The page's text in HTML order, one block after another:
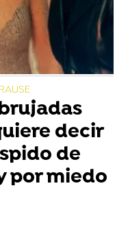
decir
de
por miedo